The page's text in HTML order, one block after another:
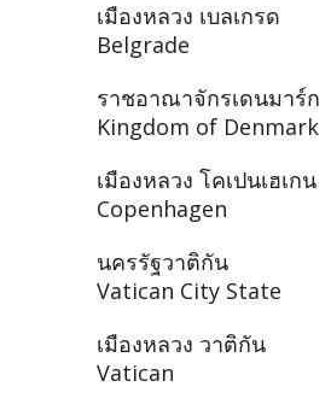
เมืองหลวง เบลเกรด
Belgrade
ราชอาณาจักรเดนมาร์ก
Kingdom of Denmark
เมืองหลวง โคเปนเฮเกน
Copenhagen
นครรัฐวาติกัน
Vatican City State
เมืองหลวง วาติกัน
Vatican